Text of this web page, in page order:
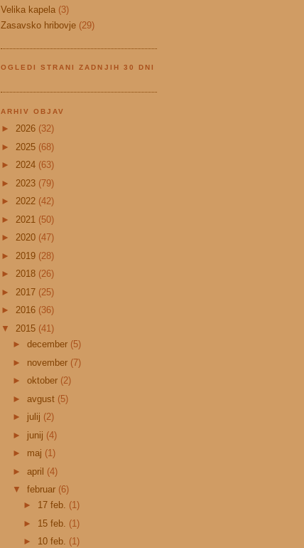
Velika kapela (3)
Zasavsko hribovje (29)
OGLEDI STRANI ZADNJIH 30 DNI
ARHIV OBJAV
► 2026 (32)
► 2025 (68)
► 2024 (63)
► 2023 (79)
► 2022 (42)
► 2021 (50)
► 2020 (47)
► 2019 (28)
► 2018 (26)
► 2017 (25)
► 2016 (36)
▼ 2015 (41)
► december (5)
► november (7)
► oktober (2)
► avgust (5)
► julij (2)
► junij (4)
► maj (1)
► april (4)
▼ februar (6)
► 17 feb. (1)
► 15 feb. (1)
► 10 feb. (1)